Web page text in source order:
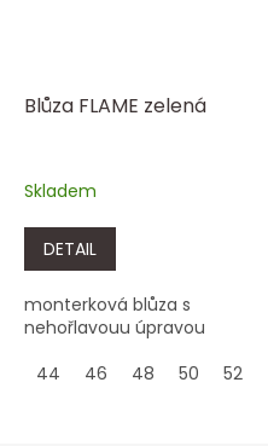
Blůza FLAME zelená
Skladem
DETAIL
monterková blůza s
nehořlavouu úpravou
44
46 48 50 52